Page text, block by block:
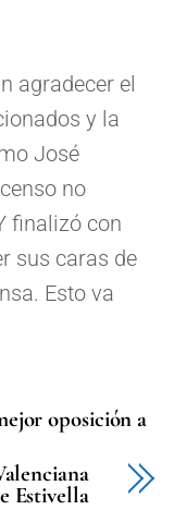
agradecer el
y la
José
no
finalizó con
sus caras de
Esto va
oposición a
Estivella